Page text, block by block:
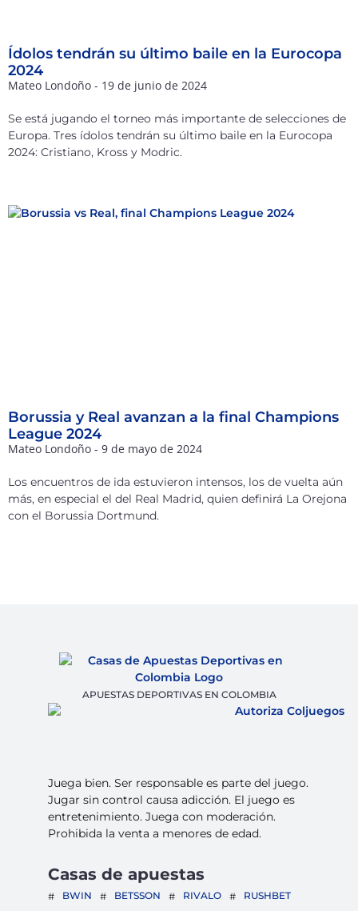
Ídolos tendrán su último baile en la Eurocopa
2024
Mateo Londoño 19 de junio de 2024
Se está jugando el torneo más importante de selecciones de
Europa. Tres ídolos tendrán su último baile en la Eurocopa
2024: Cristiano, Kross y Modric.
Borussia y Real avanzan a la final Champions
League 2024
Mateo Londoño 9 de mayo de 2024
Los encuentros de ida estuvieron intensos, los de vuelta aún
más, en especial el del Real Madrid, quien definirá La Orejona
con el Borussia Dortmund.
APUESTAS DEPORTIVAS EN COLOMBIA
Juega bien. Ser responsable es parte del juego.
Jugar sin control causa adicción. El juego es
entretenimiento. Juega con moderación.
Prohibida la venta a menores de edad.
Casas de apuestas
BWIN BETSSON RIVALO RUSHBET